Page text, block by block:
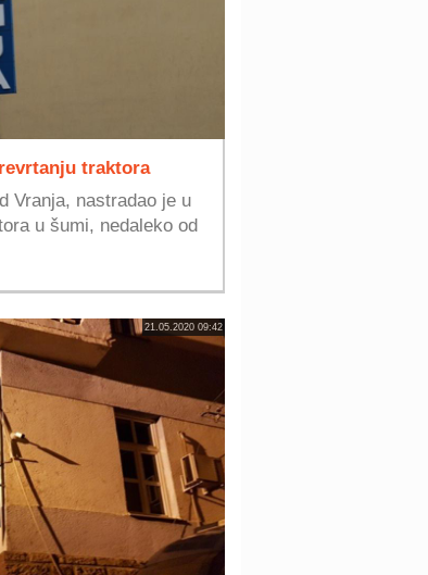
traktora
Vranja, nastradao je u
u šumi, nedaleko od
21.05.2020 09:42